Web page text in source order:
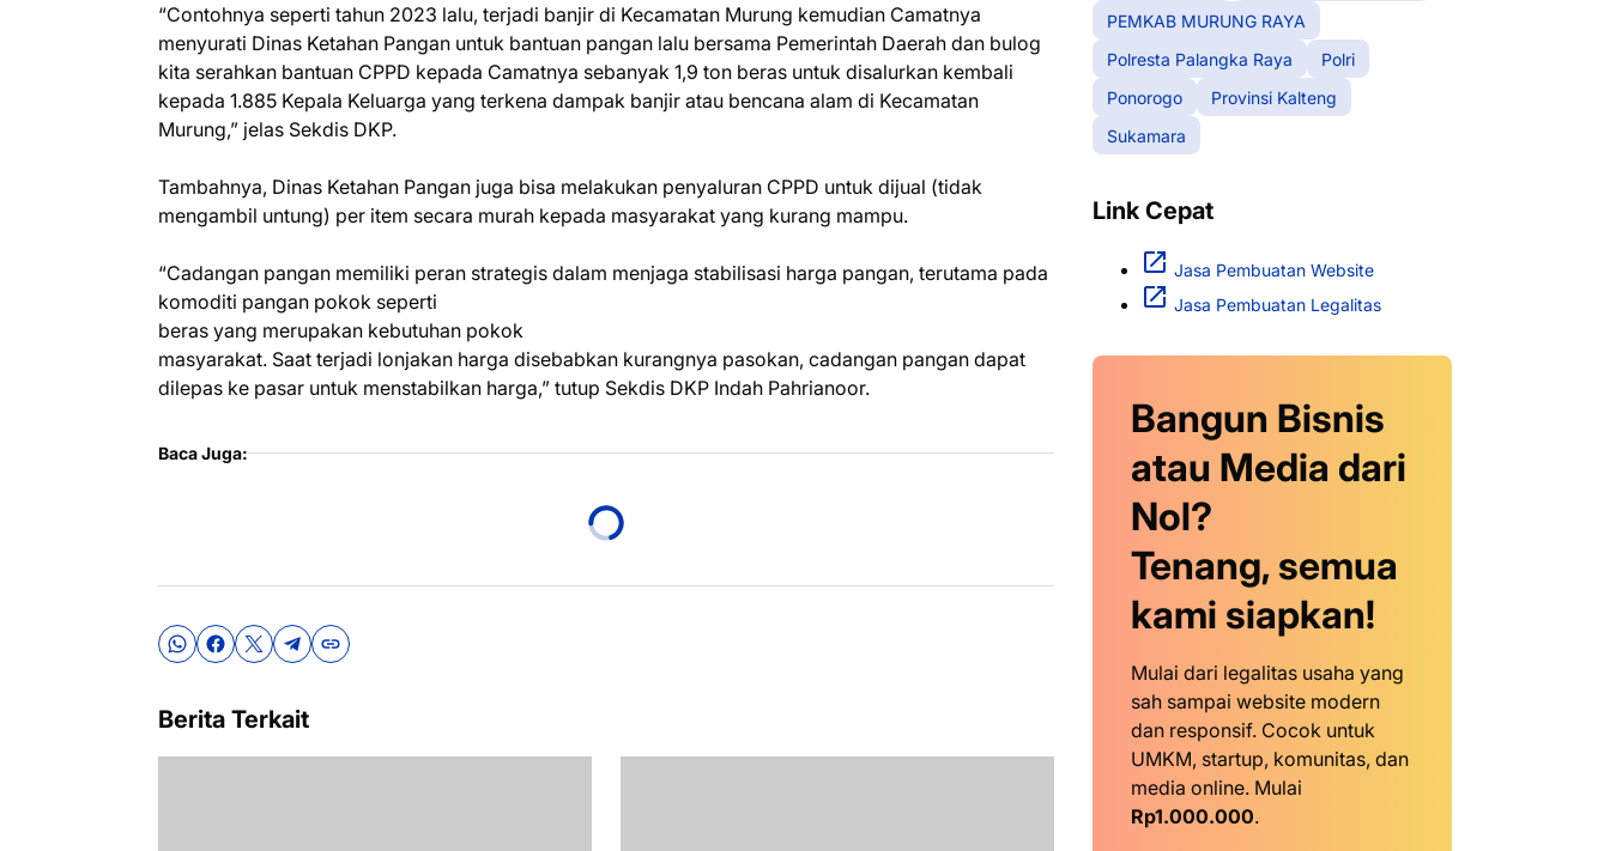
“Contohnya seperti tahun 2023 lalu, terjadi banjir di Kecamatan Murung kemudian Camatnya
menyurati Dinas Ketahan Pangan untuk bantuan pangan lalu bersama Pemerintah Daerah dan bulog
kita serahkan bantuan CPPD kepada Camatnya sebanyak 1,9 ton beras untuk disalurkan kembali
kepada 1.885 Kepala Keluarga yang terkena dampak banjir atau bencana alam di Kecamatan
Murung,” jelas Sekdis DKP.
Tambahnya, Dinas Ketahan Pangan juga bisa melakukan penyaluran CPPD untuk dijual (tidak
mengambil untung) per item secara murah kepada masyarakat yang kurang mampu.
“Cadangan pangan memiliki peran strategis dalam menjaga stabilisasi harga pangan, terutama pada
komoditi pangan pokok seperti
beras yang merupakan kebutuhan pokok
masyarakat. Saat terjadi lonjakan harga disebabkan kurangnya pasokan, cadangan pangan dapat
dilepas ke pasar untuk menstabilkan harga,” tutup Sekdis DKP Indah Pahrianoor.
Baca Juga:
Berita Terkait
PEMKAB MURUNG RAYA
Polresta Palangka Raya
Polri
Ponorogo
Provinsi Kalteng
Sukamara
Link Cepat
Jasa Pembuatan Website
Jasa Pembuatan Legalitas
Bangun Bisnis
atau Media dari
Nol?
Tenang, semua
kami siapkan!
Mulai dari legalitas usaha yang
sah sampai website modern
dan responsif. Cocok untuk
UMKM, startup, komunitas, dan
media online. Mulai
Rp1.000.000.